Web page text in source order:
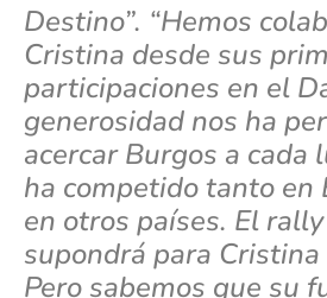
Destino”. “Hemos
Cristina desde sus
participaciones en el
generosidad nos ha
acercar Burgos a cada
ha competido tanto en
en otros países. El
supondrá para
Pero sabemos que su